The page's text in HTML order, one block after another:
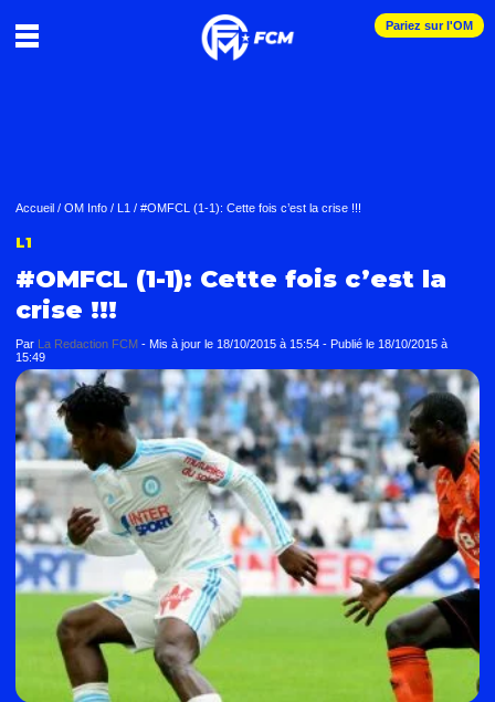
Pariez sur l'OM
Accueil / OM Info / L1 / #OMFCL (1-1): Cette fois c’est la crise !!!
L1
#OMFCL (1-1): Cette fois c’est la
crise !!!
Par La Redaction FCM - Mis à jour le 18/10/2015 à 15:54 - Publié le 18/10/2015 à
15:49